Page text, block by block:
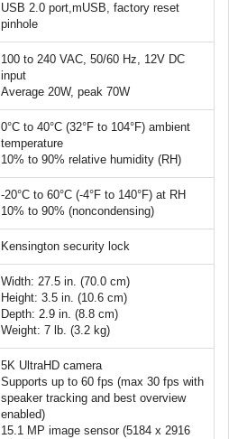
USB 2.0 port,mUSB, factory reset
pinhole
100 to 240 VAC, 50/60 Hz, 12V DC
input
Average 20W, peak 70W
0°C to 40°C (32°F to 104°F) ambient
temperature
10% to 90% relative humidity (RH)
-20°C to 60°C (-4°F to 140°F) at RH
10% to 90% (noncondensing)
Kensington security lock
Width: 27.5 in. (70.0 cm)
Height: 3.5 in. (10.6 cm)
Depth: 2.9 in. (8.8 cm)
Weight: 7 lb. (3.2 kg)
5K UltraHD camera
Supports up to 60 fps (max 30 fps with
speaker tracking and best overview
enabled)
15.1 MP image sensor (5184 x 2916